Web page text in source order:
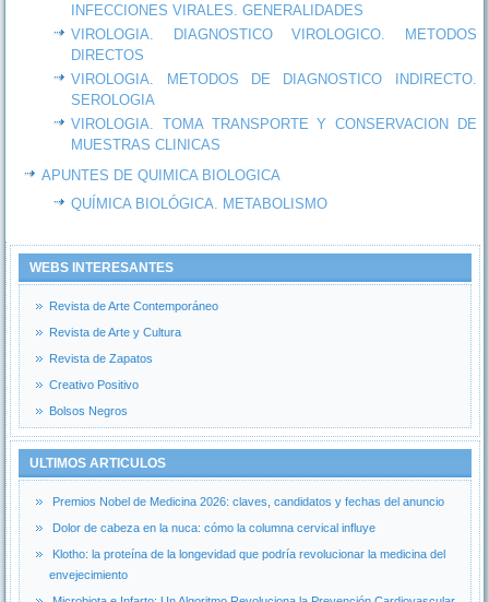
INFECCIONES VIRALES. GENERALIDADES
VIROLOGIA. DIAGNOSTICO VIROLOGICO. METODOS
DIRECTOS
VIROLOGIA. METODOS DE DIAGNOSTICO INDIRECTO.
SEROLOGIA
VIROLOGIA. TOMA TRANSPORTE Y CONSERVACION DE
MUESTRAS CLINICAS
APUNTES DE QUIMICA BIOLOGICA
QUÍMICA BIOLÓGICA. METABOLISMO
WEBS INTERESANTES
Revista de Arte Contemporáneo
Revista de Arte y Cultura
Revista de Zapatos
Creativo Positivo
Bolsos Negros
ULTIMOS ARTICULOS
Premios Nobel de Medicina 2026: claves, candidatos y fechas del anuncio
Dolor de cabeza en la nuca: cómo la columna cervical influye
Klotho: la proteína de la longevidad que podría revolucionar la medicina del
envejecimiento